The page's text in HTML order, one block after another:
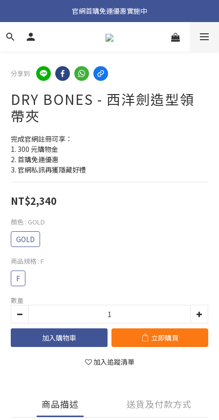
加入官方 LINE 獲取隱藏好禮
官網首購免運優惠實施中
加入官方 LINE 獲取隱藏好禮
分享到
DRY BONES - 西洋劍造型領
帶夾
完成官網註冊可享：
1. 300 元購物金
2. 首購免運優惠
3. 官網私訊再獲隱藏好禮
NT$2,340
顏色 : GOLD
GOLD
商品規格 : F
F
數量
加入購物車 立即購買
加入追蹤清單
商品描述 送貨及付款方式